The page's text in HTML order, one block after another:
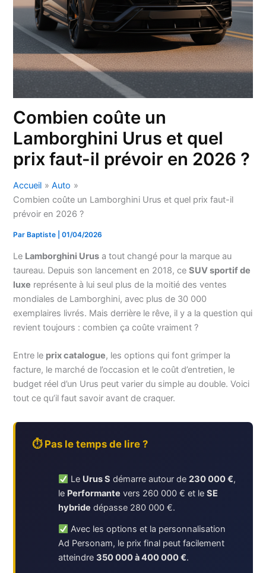
Combien coûte un
Lamborghini Urus et quel
prix faut-il prévoir en 2026 ?
Accueil
Auto
Combien coûte un Lamborghini Urus et quel prix faut-il
prévoir en 2026 ?
Par Baptiste |01/04/2026
Le Lamborghini Urus a tout changé pour la marque au
taureau. Depuis son lancement en 2018, ceSUV sportif de
luxe représente à lui seul plus de la moitié des ventes
mondiales de Lamborghini, avec plus de 30 000
exemplaires livrés. Mais derrière le rêve, il y a la question qui
revient toujours : combien ça coûte vraiment ?
Entre le prix catalogue, les options qui font grimper la
facture, le marché de l’occasion et le coût d’entretien, le
budget réel d’un Urus peut varier du simple au double. Voici
tout ce qu’il faut savoir avant de craquer.
⏱ Pas le temps de lire ?
Le Urus S démarre autour de 230 000 €,
le Performante vers 260 000 € et leSE
hybride dépasse 280 000 €.
Avec les options et la personnalisation
Ad Personam, le prix final peut facilement
atteindre350 000 à 400 000 €.